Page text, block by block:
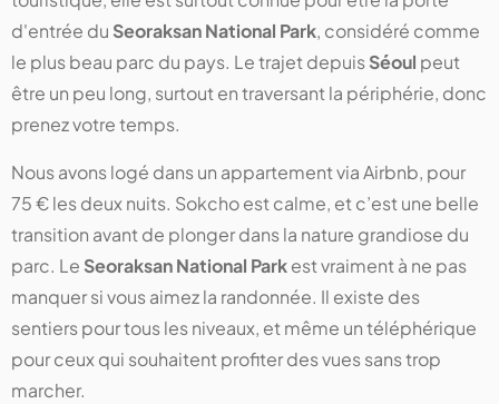
d'entrée du Seoraksan National Park, considéré comme
le plus beau parc du pays. Le trajet depuisSéoul peut
être un peu long, surtout en traversant la périphérie, donc
prenez votre temps.
Nous avons logé dans un appartement via Airbnb, pour
75 € les deux nuits. Sokcho est calme, et c’est une belle
transition avant de plonger dans la nature grandiose du
parc. Le Seoraksan National Parkest vraiment à ne pas
manquer si vous aimez la randonnée. Il existe des
sentiers pour tous les niveaux, et même un téléphérique
pour ceux qui souhaitent profiter des vues sans trop
marcher.